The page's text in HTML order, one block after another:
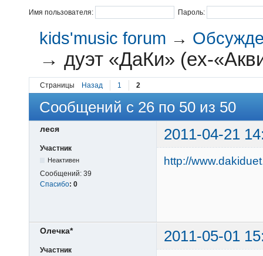
Имя пользователя: Пароль:
kids'music forum →
→дуэт «ДаКи» (ex-
Страницы Назад 1 2
Сообщений с 26 по 50 из 50
леся 2011-04-21
Участник
Неактивен
Сообщений: 39
Спасибо: 0
http://
Олечка* 2011-05-01
Участник